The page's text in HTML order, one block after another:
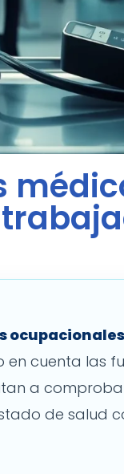
ocupacionales
cuenta las
a
de salud